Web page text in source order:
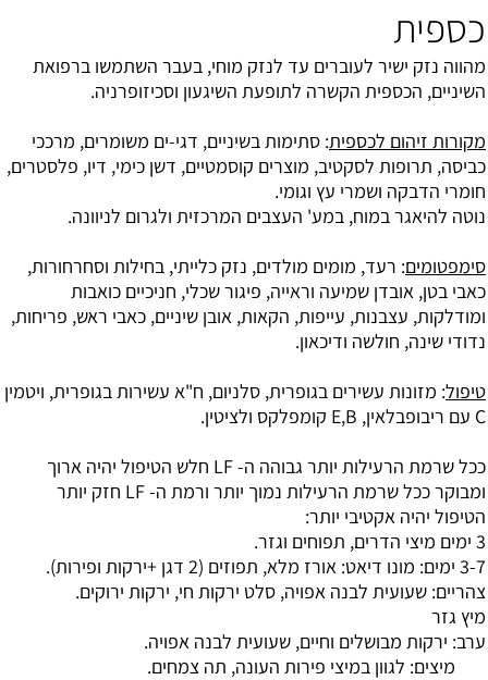
כספית
מהווה נזק ישיר לעוברים עד לנזק מוחי, בעבר השתמשו ברפואת
השיניים, הכספית הקשרה לתופעת השיגעון וסכיזופרניה.
מקורות זיהום לכספית: סתימות בשיניים, דגי-ים משומרים, מרככי
כביסה, תרופות לסקטיב, מוצרים קוסמטיים, דשן כימי, דיו, פלסטרים,
חומרי הדבקה ושמרי עץ וגומי.
נוטה להיאגר במוח, במע' העצבים המרכזית ולגרום לניוונה.
סימפטומים: רעד, מומים מולדים, נזק כלייתי, בחילות וסחרחורות,
כאבי בטן, אובדן שמיעה וראייה, פיגור שכלי, חניכיים כואבות
ומודלקות, עצבנות, עייפות, הקאות, אובן שיניים, כאבי ראש, פריחות,
נדודי שינה, חולשה ודיכאון.
טיפול: מזונות עשירים בגופרית, סלניום, ח"א עשירות בגופרית, ויטמין
C עם ריבופבלאין, E,B קומפלקס ו לציטין.
ככל שרמת הרעילות יותר גבוהה ה- LF חלש הטיפול יהיה ארוך
ומבוקר ככל שרמת הרעילות נמוך יותר ורמת ה- LF חזק יותר
הטיפול יהיה אקטיבי יותר:
3 ימים מיצי הדרים, תפוחים וגזר.
3-7 ימים: מונו דיאט: אורז מלא, תפוזים (2 דגן +ירקות ופירות).
צהריים: שעועית לבנה אפויה, סלט ירקות חי, ירקות ירוקים.
מיץ גזר
ערב: ירקות מבושלים וחיים, שעועית לבנה אפויה.
מיצים: לגוון במיצי פירות העונה, תה צמחים.